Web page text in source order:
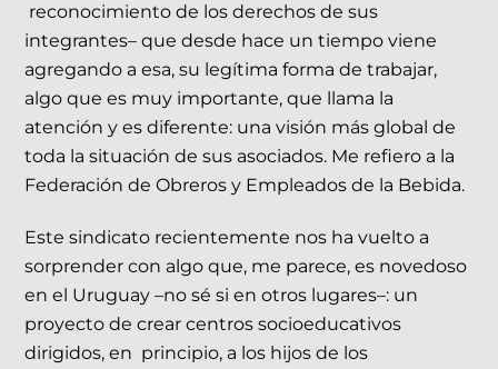
reconocimiento de los derechos de sus
integrantes– que desde hace un tiempo viene
agregando a esa, su legítima forma de trabajar,
algo que es muy importante, que llama la
atención y es diferente: una visión más global de
toda la situación de sus asociados. Me refiero a la
Federación de Obreros y Empleados de la Bebida.
Este sindicato recientemente nos ha vuelto a
sorprender con algo que, me parece, es novedoso
en el Uruguay –no sé si en otros lugares–: un
proyecto de crear centros socioeducativos
dirigidos, en principio, a los hijos de los